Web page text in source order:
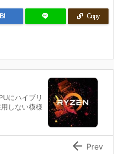
B! Copy
にハイブリ
しない模様
 Prev